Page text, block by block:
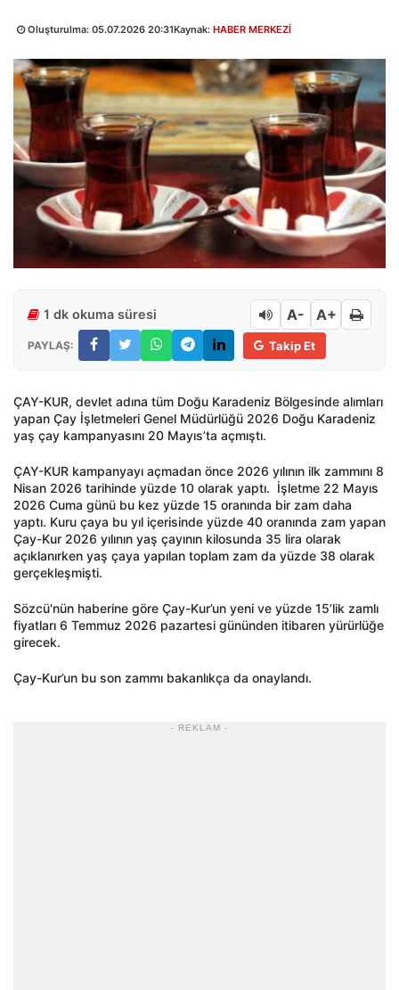
Oluşturulma: 05.07.2026 20:31Kaynak: HABER MERKEZİ
1 dk okuma süresi A- A+
PAYLAŞ: Takip Et
ÇAY-KUR, devlet adına tüm Doğu Karadeniz Bölgesinde alımları
yapan Çay İşletmeleri Genel Müdürlüğü 2026 Doğu Karadeniz
yaş çay kampanyasını 20 Mayıs’ta açmıştı.
ÇAY-KUR kampanyayı açmadan önce 2026 yılının ilk zammını 8
Nisan 2026 tarihinde yüzde 10 olarak yaptı. İşletme 22 Mayıs
2026 Cuma günü bu kez yüzde 15 oranında bir zam daha
yaptı. Kuru çaya bu yıl içerisinde yüzde 40 oranında zam yapan
Çay-Kur 2026 yılının yaş çayının kilosunda 35 lira olarak
açıklanırken yaş çaya yapılan toplam zam da yüzde 38 olarak
gerçekleşmişti.
Sözcü'nün haberine göre Çay-Kur’un yeni ve yüzde 15’lik zamlı
fiyatları 6 Temmuz 2026 pazartesi gününden itibaren yürürlüğe
girecek.
Çay-Kur’un bu son zammı bakanlıkça da onaylandı.
- REKLAM -